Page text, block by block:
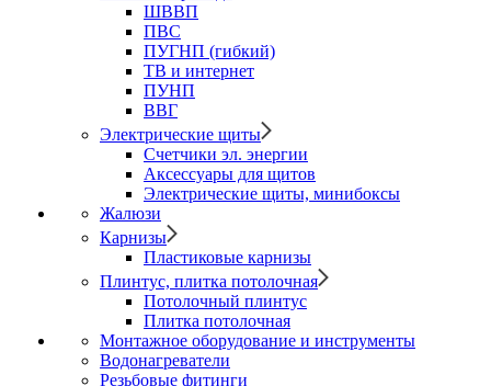
ШВВП
ПВС
ПУГНП (гибкий)
ТВ и интернет
ПУНП
ВВГ
Электрические щиты
Счетчики эл. энергии
Аксессуары для щитов
Электрические щиты, минибоксы
Жалюзи
Карнизы
Пластиковые карнизы
Плинтус, плитка потолочная
Потолочный плинтус
Плитка потолочная
Монтажное оборудование и инструменты
Водонагреватели
Резьбовые фитинги